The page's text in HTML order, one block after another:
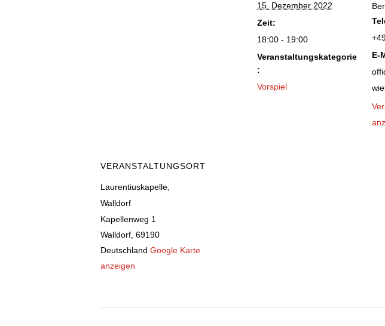
15. Dezember 2022
Zeit:
18:00 - 19:00
Veranstaltungskategorie
:
Vorspiel
E-
VERANSTALTUNGSORT
Laurentiuskapelle,
Walldorf
Kapellenweg 1
Walldorf 69190
Deutschland Google Karte
anzeigen